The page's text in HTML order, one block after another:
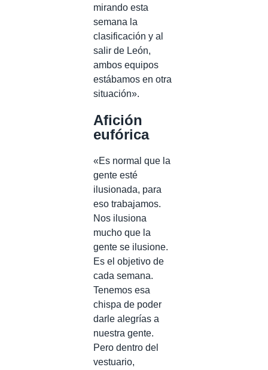
mirando esta
semana la
clasificación y al
salir de León,
ambos equipos
estábamos en otra
situación».
Afición
eufórica
«Es normal que la
gente esté
ilusionada, para
eso trabajamos.
Nos ilusiona
mucho que la
gente se ilusione.
Es el objetivo de
cada semana.
Tenemos esa
chispa de poder
darle alegrías a
nuestra gente.
Pero dentro del
vestuario,